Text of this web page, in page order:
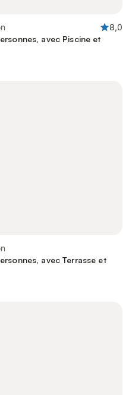
8,0
avec Piscine et
avec Terrasse et